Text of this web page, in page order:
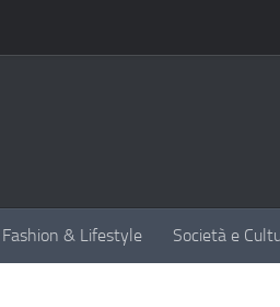
Fashion & Lifestyle Società e